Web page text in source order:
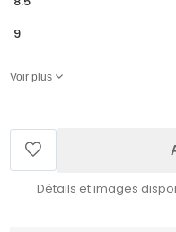
9
Voir plus
Détails et images